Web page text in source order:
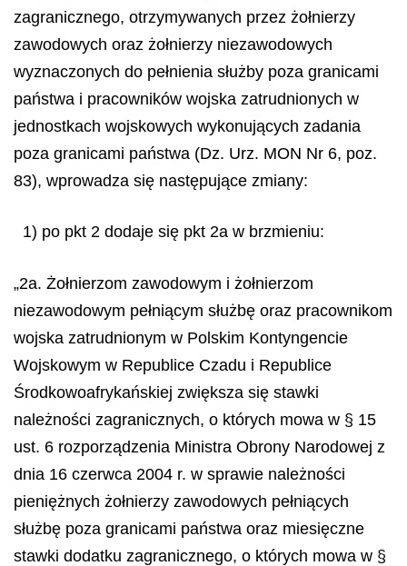
zagranicznego, otrzymywanych przez żołnierzy
zawodowych oraz żołnierzy niezawodowych
wyznaczonych do pełnienia służby poza granicami
państwa i pracowników wojska zatrudnionych w
jednostkach wojskowych wykonujących zadania
poza granicami państwa (Dz. Urz. MON Nr 6, poz.
83), wprowadza się następujące zmiany:
1) po pkt 2 dodaje się pkt 2a w brzmieniu:
„2a. Żołnierzom zawodowym i żołnierzom
niezawodowym pełniącym służbę oraz pracownikom
wojska zatrudnionym w Polskim Kontyngencie
Wojskowym w Republice Czadu i Republice
Środkowoafrykańskiej zwiększa się stawki
należności zagranicznych, o których mowa w § 15
ust. 6 rozporządzenia Ministra Obrony Narodowej z
dnia 16 czerwca 2004 r. w sprawie należności
pieniężnych żołnierzy zawodowych pełniących
służbę poza granicami państwa oraz miesięczne
stawki dodatku zagranicznego, o których mowa w §